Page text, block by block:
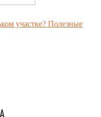
участке? Полезные